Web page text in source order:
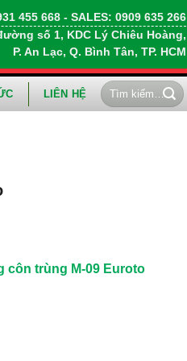
455 668 - SALES: 0909 635 266
số 1, KDC Lý Chiêu Hoàng,
P. An Lạc, Q. Bình Tân, TP. HCM
LIÊN HỆ
Tìm
kiếm:
côn trùng M-09 Euroto